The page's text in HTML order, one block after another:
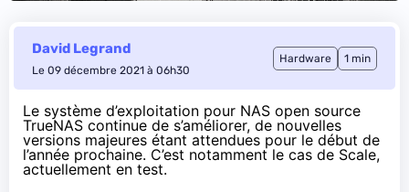
David Legrand
Le 09 décembre 2021 à 06h30
Hardware 1 min
Le système d’exploitation pour NAS open source
TrueNAS continue de s’améliorer, de nouvelles
versions majeures étant attendues pour le début de
l’année prochaine. C’est notamment le cas de Scale,
actuellement en test.